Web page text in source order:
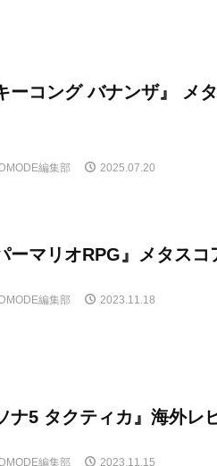
ーコング バナンザ』 メ
編集部 2025.07.20
ーマリオRPG』メタス
編集部 2023.11.18
ナ5 タクティカ』海外レ
編集部 2023.11.15